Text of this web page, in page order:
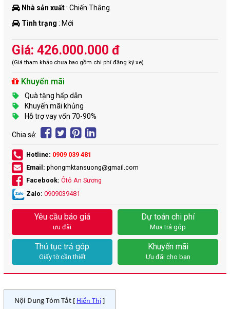
Nhà sản xuất: Chiến Thắng
Tình trạng : Mới
Giá: 426.000.000 đ
(Giá tham khảo chưa bao gồm chi phí đăng ký xe)
Khuyến mãi
Quà tặng hấp dẫn
Khuyến mãi khủng
Hỗ trợ vay vốn 70-90%
Chia sẻ:
Hotline: 0909 039 481
Email: phongmktansuong@gmail.com
Facebook: Ôtô An Sương
Zalo: 0909039481
Yêu cầu báo giá
ưu đãi
Dự toán chi phí
Mua trả góp
Thủ tục trả góp
Giấy tờ cần thiết
Khuyến mãi
Ưu đãi cho bạn
Nội Dung Tóm Tắt [ Hiển Thị]